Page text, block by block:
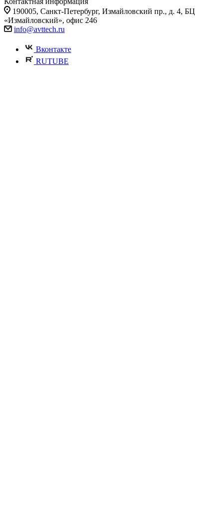
190005, Санкт-Петербург, Измайловский пр., д. 4, БЦ
«Измайловский», офис 246
info@avttech.ru
Вконтакте
RUTUBE